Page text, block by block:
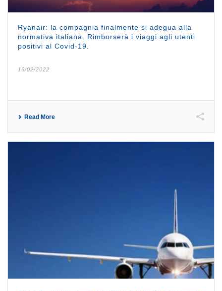
Ryanair: la compagnia finalmente si adegua alla
normativa italiana. Rimborserà i viaggi agli utenti
positivi al Covid-19.
16/02/2022
Read More